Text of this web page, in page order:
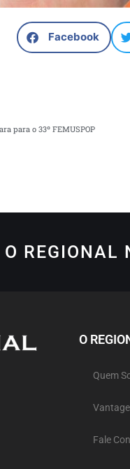
Facebook
para o 33º FEMUSPOP
REGIONAL
O
Quem
Fale